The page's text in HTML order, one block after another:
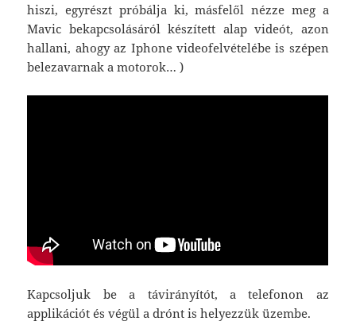
hiszi, egyrészt próbálja ki, másfelől nézze meg a
Mavic bekapcsolásáról készített alap videót, azon
hallani, ahogy az Iphone videofelvételébe is szépen
belezavarnak a motorok… )
Kapcsoljuk be a távirányítót, a telefonon az
applikációt és végül a drónt is helyezzük üzembe.